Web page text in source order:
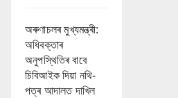
অৰুণাচলৰ মুখ্যমন্ত্ৰী:
অধিবক্তাৰ
অনুপস্থিতিৰ বাবে
চিবিআইক দিয়া নথি-
পত্ৰ আদালত দাখিল